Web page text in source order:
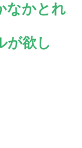
なかとれ
が欲し